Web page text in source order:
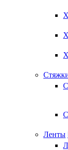
Ленты